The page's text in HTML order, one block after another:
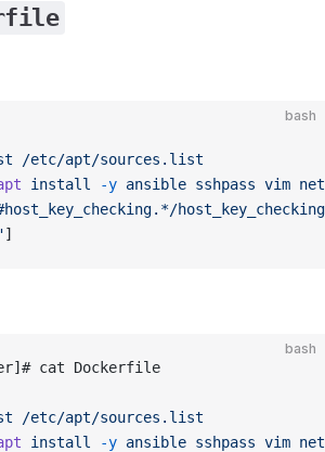
bash
/etc/apt/sources.list
install -y ansible sshpass vim
]
bash
cat Dockerfile
/etc/apt/sources.list
install -y ansible sshpass vim